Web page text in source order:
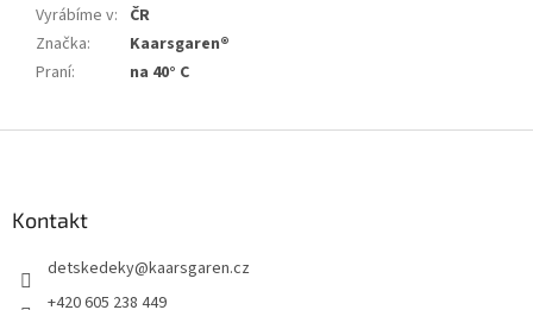
Vyrábíme v: ČR
Značka:
Kaarsgaren®
Praní: na 40° C
Kontakt
detskedeky@kaarsgaren.cz
+420 605 238 449